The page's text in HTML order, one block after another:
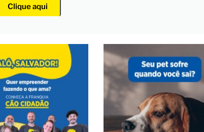
Clique aqui